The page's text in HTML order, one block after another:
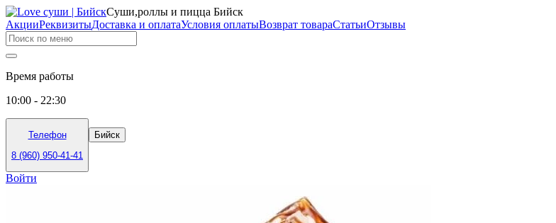
Суши,роллы и пицца Бийск
АкцииРеквизитыДоставка и оплатаУсловия оплатыВозврат товараСтатьиОтзывы
Время работы
10:00 - 22:30
Телефон
8 (960) 950-41-41
Бийск
Войти